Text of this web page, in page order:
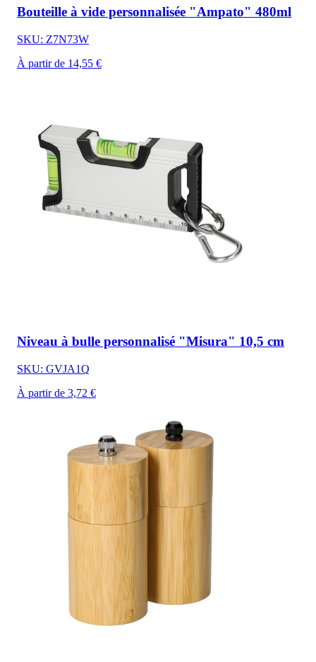
Bouteille à vide personnalisée "Ampato" 480ml
SKU: Z7N73W
À partir de 14,55 €
Niveau à bulle personnalisé "Misura" 10,5 cm
SKU: GVJA1Q
À partir de 3,72 €